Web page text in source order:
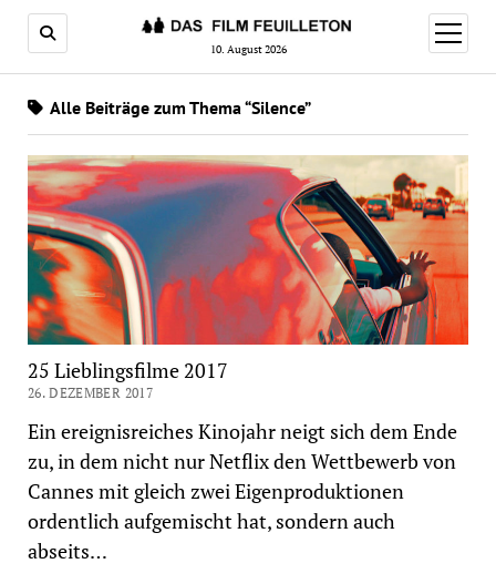
10. August 2026
Menü
öffnen
Alle Beiträge zum Thema “Silence”
25 Lieblingsfilme 2017
26. DEZEMBER 2017
Ein ereignisreiches Kinojahr neigt sich dem Ende
zu, in dem nicht nur Netflix den Wettbewerb von
Cannes mit gleich zwei Eigenproduktionen
ordentlich aufgemischt hat, sondern auch
abseits…